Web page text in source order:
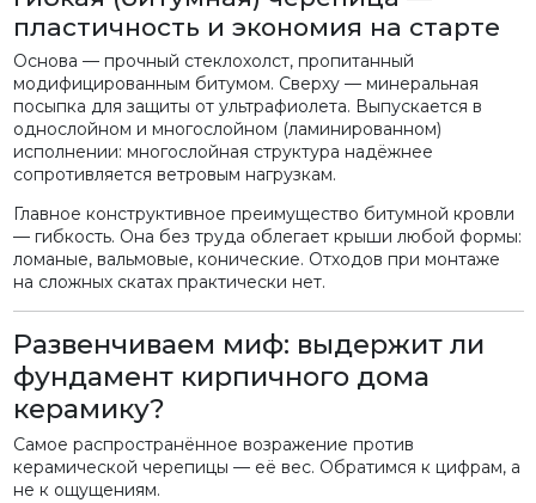
пластичность и экономия на старте
Основа — прочный стеклохолст, пропитанный
модифицированным битумом. Сверху — минеральная
посыпка для защиты от ультрафиолета. Выпускается в
однослойном и многослойном (ламинированном)
исполнении: многослойная структура надёжнее
сопротивляется ветровым нагрузкам.
Главное конструктивное преимущество битумной кровли
— гибкость. Она без труда облегает крыши любой формы:
ломаные, вальмовые, конические. Отходов при монтаже
на сложных скатах практически нет.
Развенчиваем миф: выдержит ли
фундамент кирпичного дома
керамику?
Самое распространённое возражение против
керамической черепицы — её вес. Обратимся к цифрам, а
не к ощущениям.